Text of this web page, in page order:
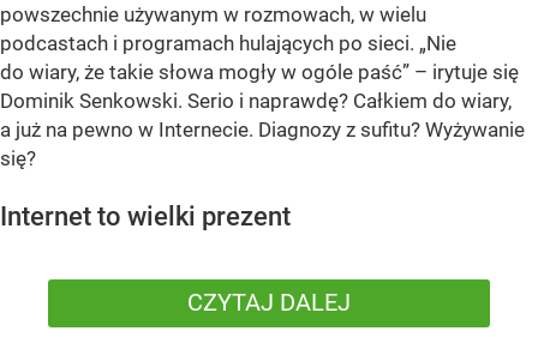
powszechnie używanym w rozmowach, w wielu
podcastach i programach hulających po sieci. „Nie
do wiary, że takie słowa mogły w ogóle paść” – irytuje się
Dominik Senkowski. Serio i naprawdę? Całkiem do wiary,
a już na pewno w Internecie. Diagnozy z sufitu? Wyżywanie
się?
Internet to wielki prezent
CZYTAJ DALEJ